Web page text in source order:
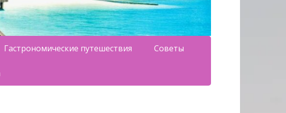
Гастрономические путешествия Советы